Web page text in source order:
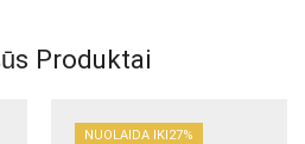
Produktai
NUOLAIDA IKI27%